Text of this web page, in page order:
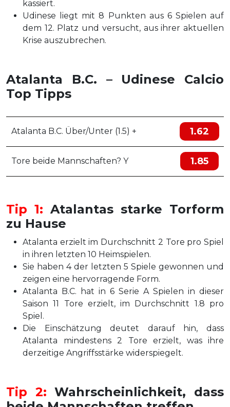
kassiert.
Udinese liegt mit 8 Punkten aus 6 Spielen auf
dem 12. Platz und versucht, aus ihrer aktuellen
Krise auszubrechen.
Atalanta B.C. – Udinese Calcio
Top Tipps
Atalanta B.C. Über/Unter (1.5) + 1.62
Tore beide Mannschaften? Y 1.85
Tip 1: Atalantas starke Torform
zu Hause
Atalanta erzielt im Durchschnitt 2 Tore pro Spiel
in ihren letzten 10 Heimspielen.
Sie haben 4 der letzten 5 Spiele gewonnen und
zeigen eine hervorragende Form.
Atalanta B.C. hat in 6 Serie A Spielen in dieser
Saison 11 Tore erzielt, im Durchschnitt 1.8 pro
Spiel.
Die Einschätzung deutet darauf hin, dass
Atalanta mindestens 2 Tore erzielt, was ihre
derzeitige Angriffsstärke widerspiegelt.
Tip 2: Wahrscheinlichkeit, dass